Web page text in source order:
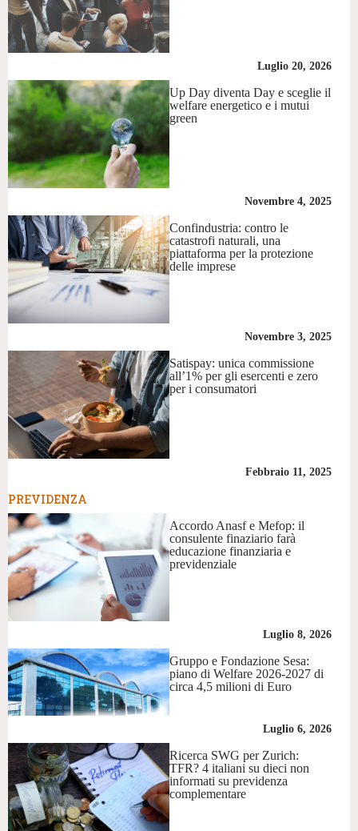
Luglio 20, 2026
Up Day diventa Day e sceglie il
welfare energetico e i mutui
green
Novembre 4, 2025
Confindustria: contro le
catastrofi naturali, una
piattaforma per la protezione
delle imprese
Novembre 3, 2025
Satispay: unica commissione
all’1% per gli esercenti e zero
per i consumatori
Febbraio 11, 2025
PREVIDENZA
Accordo Anasf e Mefop: il
consulente finaziario farà
educazione finanziaria e
previdenziale
Luglio 8, 2026
Gruppo e Fondazione Sesa:
piano di Welfare 2026-2027 di
circa 4,5 milioni di Euro
Luglio 6, 2026
Ricerca SWG per Zurich:
TFR? 4 italiani su dieci non
informati su previdenza
complementare